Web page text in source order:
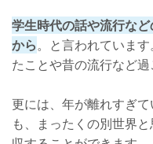
学生時代の話や流行な
から。と言われていま
たことや昔の流行など過
更には、年が離れすぎ
も、まったくの別世界